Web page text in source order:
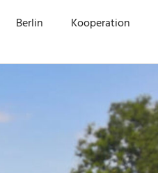
Berlin Kooperation